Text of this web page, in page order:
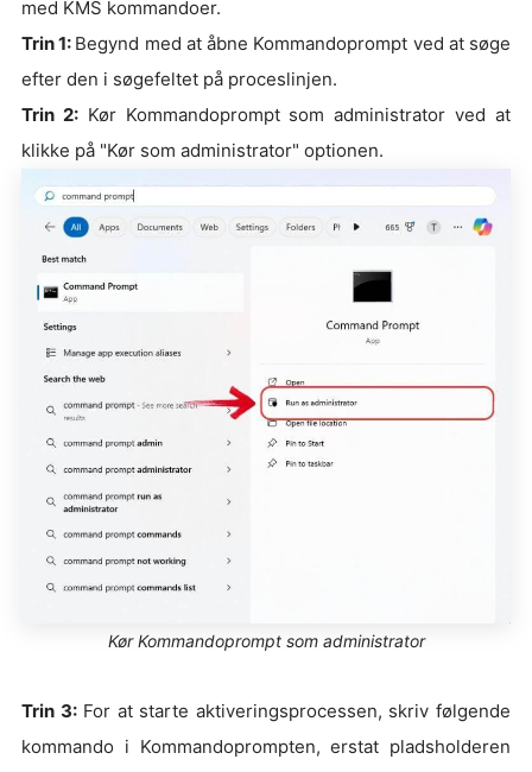
med KMS kommandoer.
Trin 1: Begynd med at åbne Kommandoprompt ved at søge
efter den i søgefeltet på proceslinjen.
Trin 2:Kør Kommandoprompt som administrator ved at
klikke på "Kør som administrator" optionen.
Kør Kommandoprompt som administrator
Trin 3:For at starte aktiveringsprocessen, skriv følgende
kommando i Kommandoprompten, erstat pladsholderen